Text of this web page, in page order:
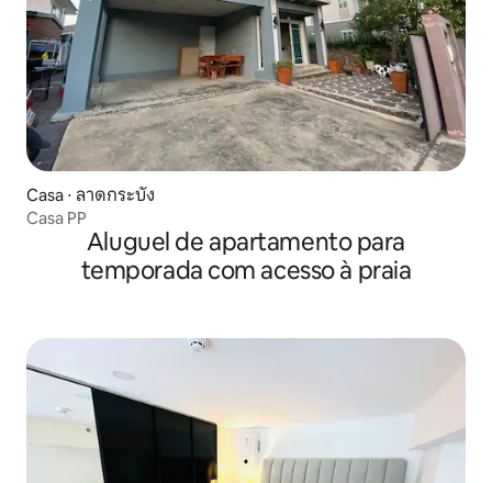
Casa ⋅ ลาดกระบัง
Casa PP
Aluguel de apartamento para
temporada com acesso à praia